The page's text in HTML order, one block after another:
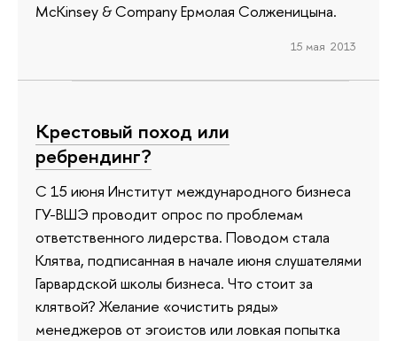
McKinsey & Company Ермолая Солженицына.
15 мая 2013
Крестовый поход или
ребрендинг?
С 15 июня Институт международного бизнеса
ГУ-ВШЭ проводит опрос по проблемам
ответственного лидерства. Поводом стала
Клятва, подписанная в начале июня слушателями
Гарвардской школы бизнеса. Что стоит за
клятвой? Желание «очистить ряды»
менеджеров от эгоистов или ловкая попытка